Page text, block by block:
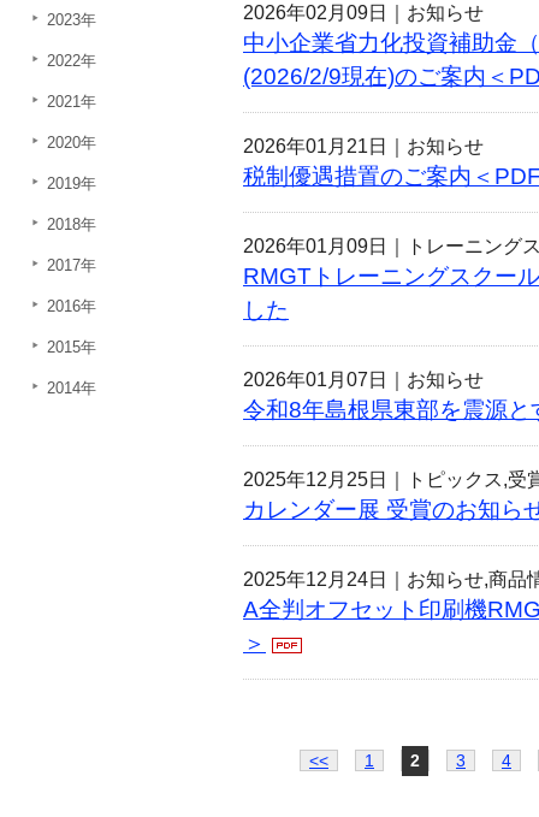
2026年02月09日｜ お知らせ
中小企業省力化投資補助金
(2026/2/9現在)のご案内＜
2026年01月21日｜ お知らせ
税制優遇措置のご案内＜
2026年01月09日｜ トレーニング
RMGTトレーニングスクー
した
2026年01月07日｜ お知らせ
令和8年島根県東部を震源
2025年12月25日｜ トピックス,受
カレンダー展 受賞のお知ら
2025年12月24日｜ お知らせ,商品
A全判オフセット印刷機
＞
<< 1 2 3 4
2023年
2022年
2021年
2020年
2019年
2018年
2017年
2016年
2015年
2014年